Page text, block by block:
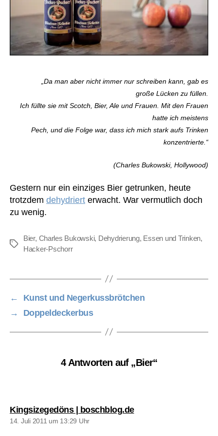
„Da man aber nicht immer nur schreiben kann, gab es
große Lücken zu füllen.
Ich füllte sie mit Scotch, Bier, Ale und Frauen. Mit den Frauen
hatte ich meistens
Pech, und die Folge war, dass ich mich stark aufs Trinken
konzentrierte.“
(Charles Bukowski, Hollywood)
Gestern nur ein einziges Bier getrunken, heute
trotzdem dehydriert erwacht. War vermutlich doch
zu wenig.
Schlagwörter
Bier, Charles Bukowski, Dehydrierung, Essen und Trinken,
Hacker-Pschorr
←
Kunst und Negerkussbrötchen
→
Doppeldeckerbus
4 Antworten auf „Bier“
Kingsizegedöns | boschblog.desagt:
14. Juli 2011 um 13:29 Uhr